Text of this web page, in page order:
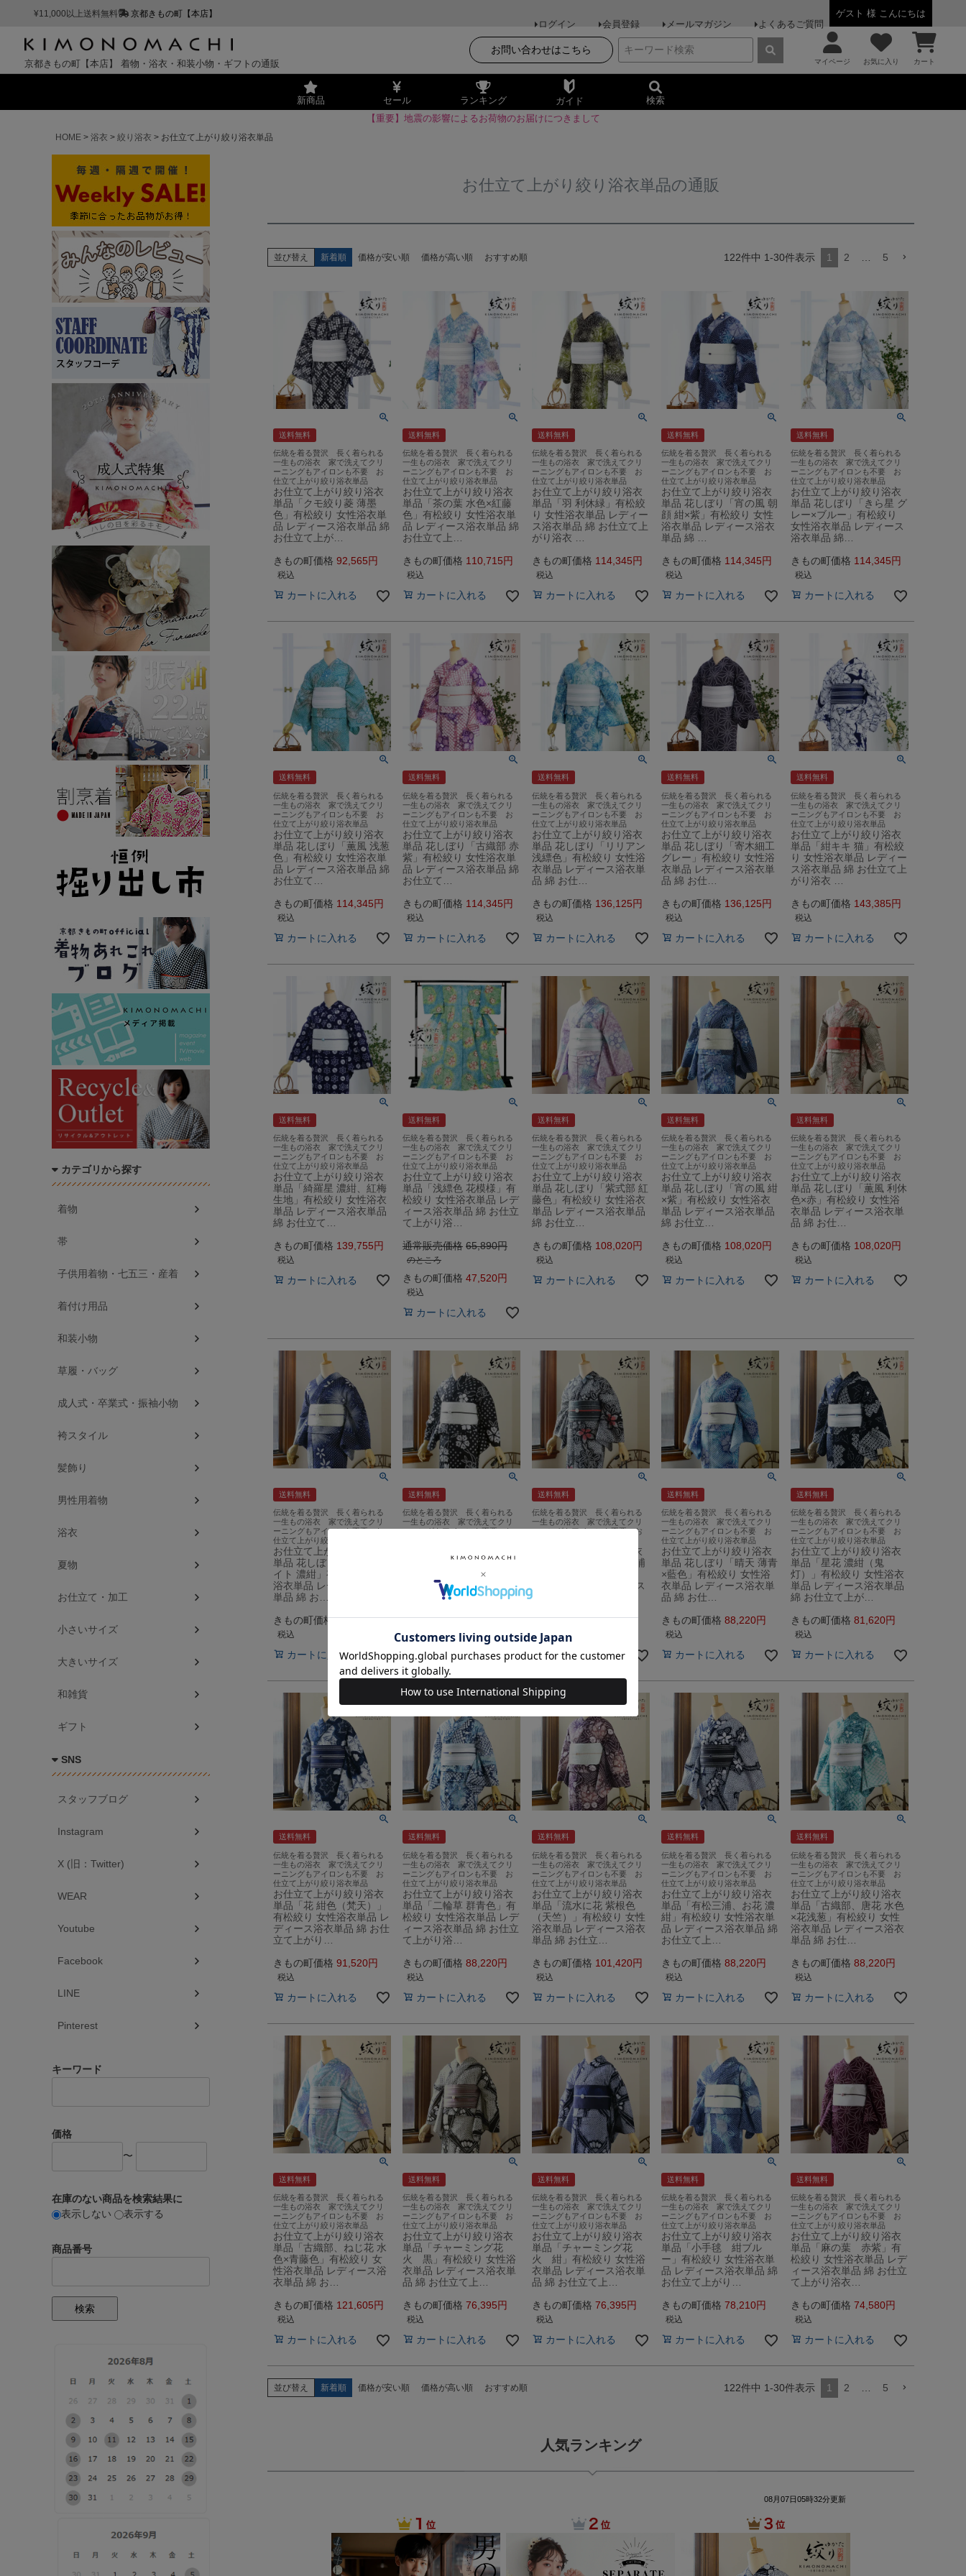
¥11,000以上送料無料 京都きもの町【本店】
ゲスト 様 こんにちは
ログイン
会員登録 メールマガジン よくあるご質問
京都きもの町【本店】 着物・浴衣・和装小物・ギフトの通販
お問い合わせはこちら
マイページ お気に入り カート
新商品 セール ランキング ガイド 検索
【重要】地震の影響によるお荷物のお届けにつきまして
HOME
浴衣 絞り浴衣 お仕立て上がり絞り浴衣単品
お仕立て上がり絞り浴衣単品の通販
並び替え 新着順 価格が安い順 価格が高い順 おすすめ順 122件中 1-30件表示 1 2 5
送料無料
伝統を着る贅沢 長く着られる
一生もの浴衣 家で洗えてクリ
ーニングもアイロンも不要 お
仕立て上がり絞り浴衣単品
お仕立て上がり絞り浴衣
単品「クモ絞り菱 薄墨
色」有松絞り 女性浴衣単
品 レディース浴衣単品 綿
お仕立て上が…
きもの町価格 92,565
税込
カートに入れる
送料無料
伝統を着る贅沢 長く着られる
一生もの浴衣 家で洗えてクリ
ーニングもアイロンも不要 お
仕立て上がり絞り浴衣単品
お仕立て上がり絞り浴衣
単品「茶の葉 水色×紅藤
色」有松絞り 女性浴衣単
品 レディース浴衣単品 綿
お仕立て上…
きもの町価格 110,715
税込
カートに入れる
送料無料
伝統を着る贅沢 長く着られる
一生もの浴衣 家で洗えてクリ
ーニングもアイロンも不要 お
仕立て上がり絞り浴衣単品
お仕立て上がり絞り浴衣
単品「羽 利休緑」有松絞
り 女性浴衣単品 レディー
ス浴衣単品 綿 お仕立て上
がり浴衣 …
きもの町価格 114,345
税込
カートに入れる
送料無料
伝統を着る贅沢 長く着られる
一生もの浴衣 家で洗えてクリ
ーニングもアイロンも不要 お
仕立て上がり絞り浴衣単品
お仕立て上がり絞り浴衣
単品 花しぼり「宵の風 朝
顔 紺×紫」有松絞り 女性
浴衣単品 レディース浴衣
単品 綿 …
きもの町価格 114,345
税込
カートに入れる
送料無料
伝統を着る贅沢 長く着られる
一生もの浴衣 家で洗えてクリ
ーニングもアイロンも不要 お
仕立て上がり絞り浴衣単品
お仕立て上がり絞り浴衣
単品 花しぼり「きら星 グ
レー×ブルー」有松絞り
女性浴衣単品 レディース
浴衣単品 綿…
きもの町価格 114,345
税込
カートに入れる
送料無料
伝統を着る贅沢 長く着られる
一生もの浴衣 家で洗えてクリ
ーニングもアイロンも不要 お
仕立て上がり絞り浴衣単品
お仕立て上がり絞り浴衣
単品 花しぼり「薫風 浅葱
色」有松絞り 女性浴衣単
品 レディース浴衣単品 綿
お仕立て…
きもの町価格 114,345
税込
カートに入れる
送料無料
伝統を着る贅沢 長く着られる
一生もの浴衣 家で洗えてクリ
ーニングもアイロンも不要 お
仕立て上がり絞り浴衣単品
お仕立て上がり絞り浴衣
単品 花しぼり「古織部 赤
紫」有松絞り 女性浴衣単
品 レディース浴衣単品 綿
お仕立て…
きもの町価格 114,345
税込
カートに入れる
送料無料
伝統を着る贅沢 長く着られる
一生もの浴衣 家で洗えてクリ
ーニングもアイロンも不要 お
仕立て上がり絞り浴衣単品
お仕立て上がり絞り浴衣
単品 花しぼり「リリアン
浅縹色」有松絞り 女性浴
衣単品 レディース浴衣単
品 綿 お仕…
きもの町価格 136,125
税込
カートに入れる
送料無料
伝統を着る贅沢 長く着られる
一生もの浴衣 家で洗えてクリ
ーニングもアイロンも不要 お
仕立て上がり絞り浴衣単品
お仕立て上がり絞り浴衣
単品 花しぼり「寄木細工
グレー」有松絞り 女性浴
衣単品 レディース浴衣単
品 綿 お仕…
きもの町価格 136,125
税込
カートに入れる
送料無料
伝統を着る贅沢 長く着られる
一生もの浴衣 家で洗えてクリ
ーニングもアイロンも不要 お
仕立て上がり絞り浴衣単品
お仕立て上がり絞り浴衣
単品「紺キキ 猫」有松絞
り 女性浴衣単品 レディー
ス浴衣単品 綿 お仕立て上
がり浴衣 …
きもの町価格 143,385
税込
カートに入れる
送料無料
伝統を着る贅沢 長く着られる
一生もの浴衣 家で洗えてクリ
ーニングもアイロンも不要 お
仕立て上がり絞り浴衣単品
お仕立て上がり絞り浴衣
単品「綺羅星 濃紺、紅梅
生地」有松絞り 女性浴衣
単品 レディース浴衣単品
綿 お仕立て…
きもの町価格 139,755
税込
カートに入れる
送料無料
伝統を着る贅沢 長く着られる
一生もの浴衣 家で洗えてクリ
ーニングもアイロンも不要 お
仕立て上がり絞り浴衣単品
お仕立て上がり絞り浴衣
単品「浅縹色 花模様」有
松絞り 女性浴衣単品 レデ
ィース浴衣単品 綿 お仕立
て上がり浴…
通常販売価格 65,890
のところ
きもの町価格 47,520
税込
カートに入れる
送料無料
伝統を着る贅沢 長く着られる
一生もの浴衣 家で洗えてクリ
ーニングもアイロンも不要 お
仕立て上がり絞り浴衣単品
お仕立て上がり絞り浴衣
単品 花しぼり「紫式部 紅
藤色」有松絞り 女性浴衣
単品 レディース浴衣単品
綿 お仕立…
きもの町価格 108,020
税込
カートに入れる
送料無料
伝統を着る贅沢 長く着られる
一生もの浴衣 家で洗えてクリ
ーニングもアイロンも不要 お
仕立て上がり絞り浴衣単品
お仕立て上がり絞り浴衣
単品 花しぼり「宵の風 紺
×紫」有松絞り 女性浴衣
単品 レディース浴衣単品
綿 お仕立…
きもの町価格 108,020
税込
カートに入れる
送料無料
伝統を着る贅沢 長く着られる
一生もの浴衣 家で洗えてクリ
ーニングもアイロンも不要 お
仕立て上がり絞り浴衣単品
お仕立て上がり絞り浴衣
単品 花しぼり「薫風 利休
色×赤」有松絞り 女性浴
衣単品 レディース浴衣単
品 綿 お仕…
きもの町価格 108,020
税込
カートに入れる
送料無料
伝統を着る贅沢 長く着られる
一生もの浴衣 家で洗えてクリ
ーニングもアイロンも不要 お
仕立て上がり絞り浴衣単品
お仕立て上がり絞り浴衣
単品 花しぼり「スターラ
イト 濃紺」有松絞り 女性
浴衣単品 レディース浴衣
単品 綿 お…
きもの町価格 88,220
税込
カートに入れる
送料無料
伝統を着る贅沢 長く着られる
一生もの浴衣 家で洗えてクリ
ーニングもアイロンも不要 お
単品 花しぼり「新鮮、お
花 黒」有松絞り 女性浴衣
単品 レディース浴衣単品
綿 お仕立…
きもの町価格 88,220
税込
カートに入れる
送料無料
伝統を着る贅沢 長く着られる
一生もの浴衣 家で洗えてクリ
ーニングもアイロンも不要 お
お仕立て上がり絞り浴衣
単品 花しぼり「古都三浦
女性浴衣単品 レディース
浴衣単品 綿…
きもの町価格 88,220
税込
カートに入れる
送料無料
伝統を着る贅沢 長く着られる
一生もの浴衣 家で洗えてクリ
ーニングもアイロンも不要 お
仕立て上がり絞り浴衣単品
お仕立て上がり絞り浴衣
単品 花しぼり「晴天 薄青
×藍色」有松絞り 女性浴
衣単品 レディース浴衣単
品 綿 お仕…
きもの町価格 88,220
税込
カートに入れる
送料無料
伝統を着る贅沢 長く着られる
一生もの浴衣 家で洗えてクリ
ーニングもアイロンも不要 お
仕立て上がり絞り浴衣単品
お仕立て上がり絞り浴衣
単品「星花 濃紺（鬼
灯）」有松絞り 女性浴衣
単品 レディース浴衣単品
綿 お仕立て上が…
きもの町価格 81,620
税込
カートに入れる
送料無料
伝統を着る贅沢 長く着られる
一生もの浴衣 家で洗えてクリ
ーニングもアイロンも不要 お
仕立て上がり絞り浴衣単品
お仕立て上がり絞り浴衣
単品「花 紺色（梵天）」
有松絞り 女性浴衣単品 レ
ディース浴衣単品 綿 お仕
立て上がり…
きもの町価格 91,520
税込
カートに入れる
送料無料
伝統を着る贅沢 長く着られる
一生もの浴衣 家で洗えてクリ
ーニングもアイロンも不要 お
仕立て上がり絞り浴衣単品
お仕立て上がり絞り浴衣
単品「二輪草 群青色」有
松絞り 女性浴衣単品 レデ
ィース浴衣単品 綿 お仕立
て上がり浴…
きもの町価格 88,220
税込
カートに入れる
送料無料
伝統を着る贅沢 長く着られる
一生もの浴衣 家で洗えてクリ
ーニングもアイロンも不要 お
仕立て上がり絞り浴衣単品
お仕立て上がり絞り浴衣
単品「流水に花 紫根色
（天竺）」有松絞り 女性
浴衣単品 レディース浴衣
単品 綿 お仕立…
きもの町価格 101,420
税込
カートに入れる
送料無料
伝統を着る贅沢 長く着られる
一生もの浴衣 家で洗えてクリ
ーニングもアイロンも不要 お
仕立て上がり絞り浴衣単品
お仕立て上がり絞り浴衣
単品「有松三浦、お花 濃
紺」有松絞り 女性浴衣単
品 レディース浴衣単品 綿
お仕立て上…
きもの町価格 88,220
税込
カートに入れる
送料無料
伝統を着る贅沢 長く着られる
一生もの浴衣 家で洗えてクリ
ーニングもアイロンも不要 お
仕立て上がり絞り浴衣単品
お仕立て上がり絞り浴衣
単品「古織部、唐花 水色
×花浅葱」有松絞り 女性
浴衣単品 レディース浴衣
単品 綿 お仕…
きもの町価格 88,220
税込
カートに入れる
送料無料
伝統を着る贅沢 長く着られる
一生もの浴衣 家で洗えてクリ
ーニングもアイロンも不要 お
仕立て上がり絞り浴衣単品
お仕立て上がり絞り浴衣
単品「古織部、ねじ花 水
色×青藤色」有松絞り 女
性浴衣単品 レディース浴
衣単品 綿 お…
きもの町価格 121,605
税込
カートに入れる
送料無料
伝統を着る贅沢 長く着られる
一生もの浴衣 家で洗えてクリ
ーニングもアイロンも不要 お
仕立て上がり絞り浴衣単品
お仕立て上がり絞り浴衣
単品「チャーミング花
火 黒」有松絞り 女性浴
衣単品 レディース浴衣単
品 綿 お仕立て上…
きもの町価格 76,395
税込
カートに入れる
送料無料
伝統を着る贅沢 長く着られる
一生もの浴衣 家で洗えてクリ
ーニングもアイロンも不要 お
仕立て上がり絞り浴衣単品
お仕立て上がり絞り浴衣
単品「チャーミング花
火 紺」有松絞り 女性浴
衣単品 レディース浴衣単
品 綿 お仕立て上…
きもの町価格 76,395
税込
カートに入れる
送料無料
伝統を着る贅沢 長く着られる
一生もの浴衣 家で洗えてクリ
ーニングもアイロンも不要 お
仕立て上がり絞り浴衣単品
お仕立て上がり絞り浴衣
単品「小手毬 紺ブル
ー」有松絞り 女性浴衣単
品 レディース浴衣単品 綿
お仕立て上がり…
きもの町価格 78,210
税込
カートに入れる
送料無料
伝統を着る贅沢 長く着られる
一生もの浴衣 家で洗えてクリ
ーニングもアイロンも不要 お
仕立て上がり絞り浴衣単品
お仕立て上がり絞り浴衣
単品「麻の葉 赤紫」有
松絞り 女性浴衣単品 レデ
ィース浴衣単品 綿 お仕立
て上がり浴衣…
きもの町価格 74,580
税込
カートに入れる
並び替え 新着順 価格が安い順 価格が高い順 おすすめ順 122件中 1-30件表示 1 2 5
人気ランキング
カテゴリから探す
着物
帯
子供用着物・七五三・産着
着付け用品
和装小物
草履・バッグ
成人式・卒業式・振袖小物
袴スタイル
髪飾り
男性用着物
浴衣
夏物
お仕立て・加工
小さいサイズ
大きいサイズ
和雑貨
ギフト
SNS
スタッフブログ
Instagram
X (旧：Twitter)
WEAR
Youtube
Facebook
LINE
Pinterest
キーワード
価格
〜
在庫のない商品を検索結果に
表示しない
表示する
商品番号
検索